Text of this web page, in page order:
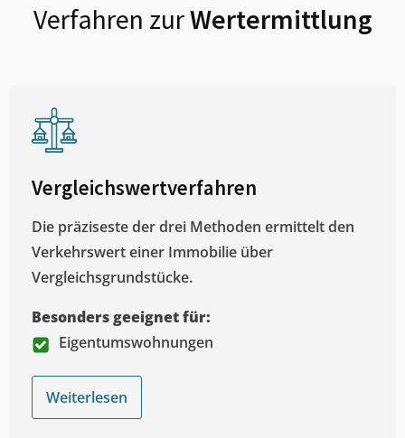
Verfahren zurWertermittlung
Vergleichswertverfahren
Die präziseste der drei Methoden ermittelt den
Verkehrswert einer Immobilie über
Vergleichsgrundstücke.
Besonders geeignet für:
Eigentumswohnungen
Weiterlesen